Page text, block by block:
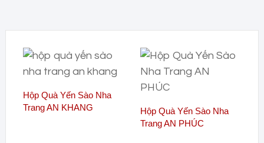
Hộp Quà Yến Sào Nha
Trang AN KHANG
Hộp Quà Yến Sào Nha
Trang AN PHÚC